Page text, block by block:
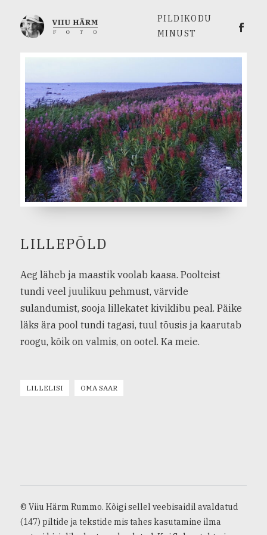
PILDIKODU
MINUST
Viiu
LILLEPÕLD
Aeg läheb ja maastik voolab kaasa. Poolteist
tundi veel juulikuu pehmust, värvide
sulandumist, sooja lillekatet kiviklibu peal. Päike
läks ära pool tundi tagasi, tuul tõusis ja kaarutab
roogu, kõik on valmis, on ootel. Ka meie.
LILLELISI OMA SAAR
© Viiu Härm Rummo. Kõigi sellel veebisaidil avaldatud
(147) piltide ja tekstide mis tahes kasutamine ilma